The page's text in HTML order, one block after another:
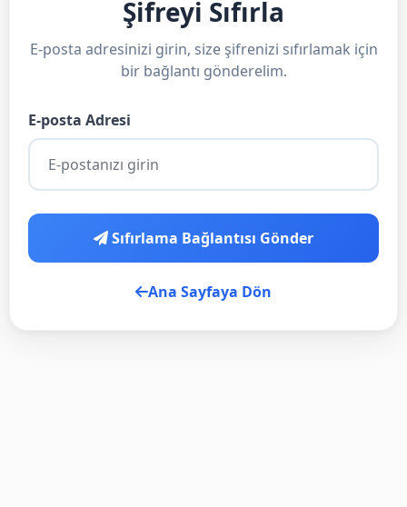
Şifreyi Sıfırla
E-posta adresinizi girin, size şifrenizi sıfırlamak için
bir bağlantı gönderelim.
E-posta Adresi
Sıfırlama Bağlantısı Gönder
Ana Sayfaya Dön